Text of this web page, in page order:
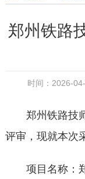
郑州铁路
时间：2026-
郑州铁路技
评审，现就本次
项目名称：